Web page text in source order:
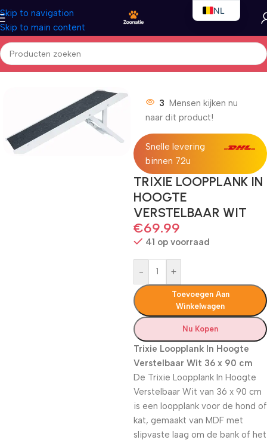
Skip to navigation
Skip to main content
Home/Honden/Vervoersbox
3 Mensen kijken nu
naar dit product!
Snelle levering
binnen 72u
TRIXIE LOOPPLANK IN
HOOGTE
VERSTELBAAR WIT
€69.99
41 op voorraad
- +
Toevoegen Aan
Winkelwagen
Nu Kopen
Trixie Loopplank In Hoogte
Verstelbaar Wit 36 x 90 cm
De Trixie Loopplank In Hoogte
Verstelbaar Wit van 36 x 90 cm
is een loopplank voor de hond of
kat, gemaakt van MDF met
slipvaste laag om de bank of het
NL